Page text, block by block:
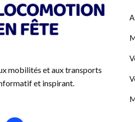
mobilités et aux transports
et inspirant.